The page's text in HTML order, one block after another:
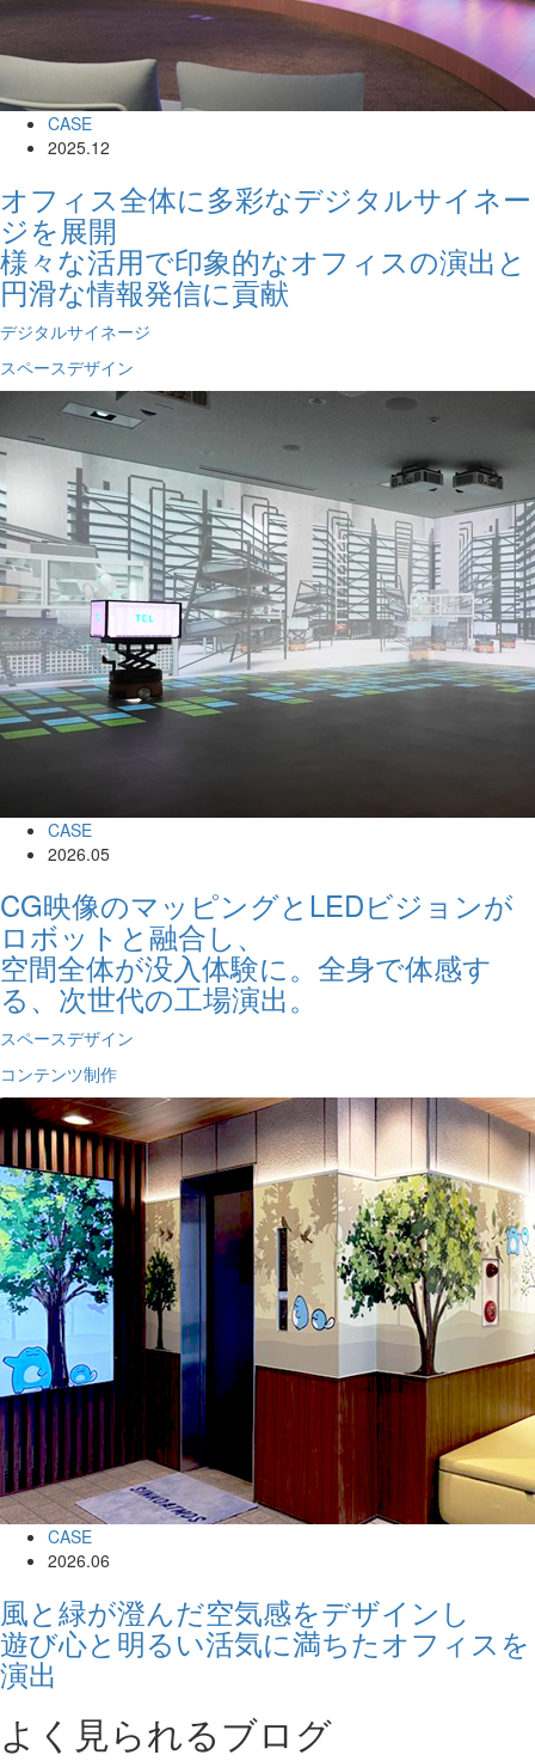
CASE
2025.12
オフィス全体に多彩なデジタルサイネー
ジを展開
様々な活用で印象的なオフィスの演出と
円滑な情報発信に貢献
デジタルサイネージ
スペースデザイン
CASE
2026.05
CG映像のマッピングとLEDビジョンが
ロボットと融合し、
空間全体が没入体験に。全身で体感す
る、次世代の工場演出。
スペースデザイン
コンテンツ制作
CASE
2026.06
風と緑が澄んだ空気感をデザインし
遊び心と明るい活気に満ちたオフィスを
演出
よく見られるブログ